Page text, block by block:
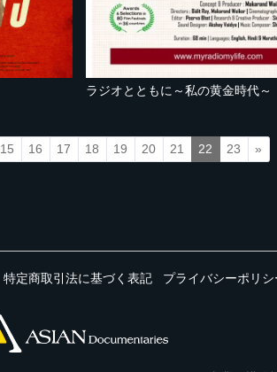
ラジオとともに～私の黄金時代～
15 16 17 18 19 20 21 22 23 »
特定商取引法に基づく表記 プライバシーポリシ